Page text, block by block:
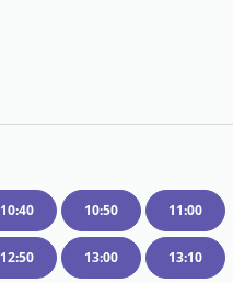
10:40 10:50 11:00
12:50 13:00 13:10